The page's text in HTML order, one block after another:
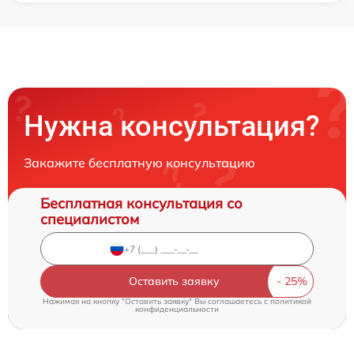
Нужна консультация?
Закажите бесплатную консультацию
Бесплатная консультация со
специалистом
Оставить заявку
Нажимая на кнопку "Оставить заявку" Вы соглашаетесь c политикой
конфиденциальности